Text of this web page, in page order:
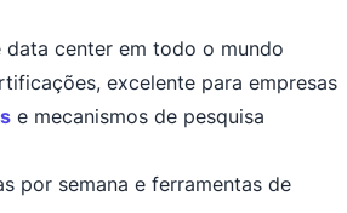
data center em todo o mundo
excelente para empresas
e mecanismos de pesquisa
por semana e ferramentas de